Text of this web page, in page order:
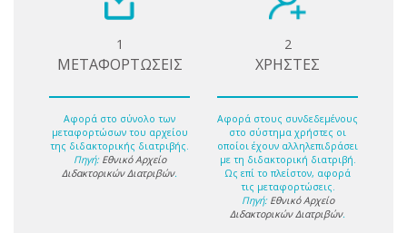
1
ΜΕΤΑΦΟΡΤΩΣΕΙΣ
Αφορά στο σύνολο των
μεταφορτώσων του αρχείου
της διδακτορικής διατριβής.
Πηγή: Εθνικό Αρχείο
Διδακτορικών Διατριβών.
2
ΧΡΗΣΤΕΣ
Αφορά στους συνδεδεμένους
στο σύστημα χρήστες οι
οποίοι έχουν αλληλεπιδράσει
με τη διδακτορική διατριβή.
Ως επί το πλείστον, αφορά
τις μεταφορτώσεις.
Πηγή: Εθνικό Αρχείο
Διδακτορικών Διατριβών.